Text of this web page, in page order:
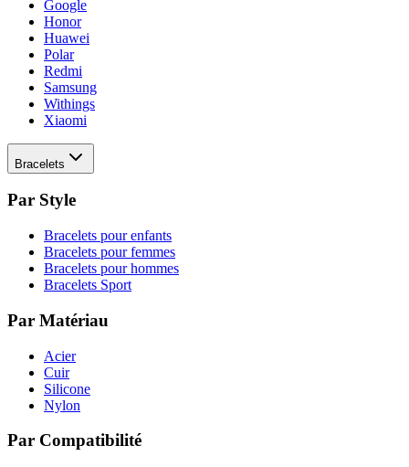
Google
Honor
Huawei
Polar
Redmi
Samsung
Withings
Xiaomi
Bracelets
Par Style
Bracelets pour enfants
Bracelets pour femmes
Bracelets pour hommes
Bracelets Sport
Par Matériau
Acier
Cuir
Silicone
Nylon
Par Compatibilité